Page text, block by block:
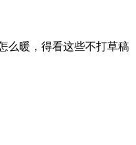
么暖，得看这些不打草稿